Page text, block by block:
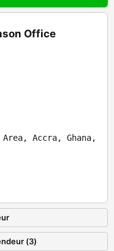
Office
Accra, Ghana,
(3)